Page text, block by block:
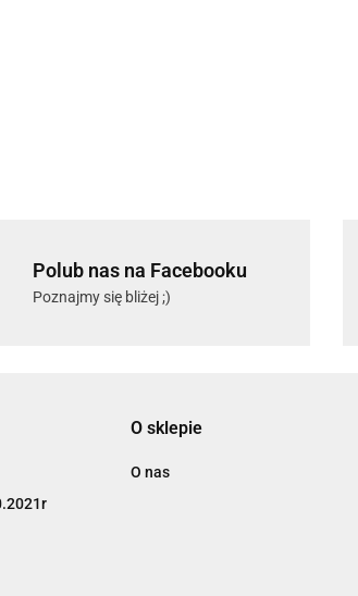
Polub nas na Facebooku
Poznajmy się bliżej ;)
O sklepie
O nas